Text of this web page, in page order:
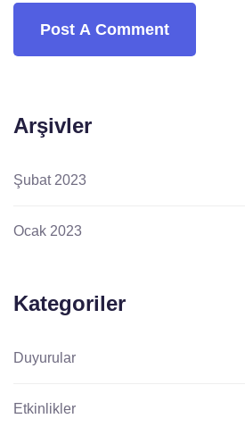
Arşivler
Şubat 2023
Ocak 2023
Kategoriler
Duyurular
Etkinlikler